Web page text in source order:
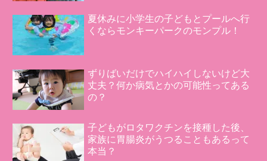
夏休みに小学生の子どもとプールへ行
くならモンキーパークのモンプル！
ずりばいだけでハイハイしないけど大
丈夫？何か病気とかの可能性ってある
の？
子どもがロタワクチンを接種した後、
家族に胃腸炎がうつることもあるって
本当？